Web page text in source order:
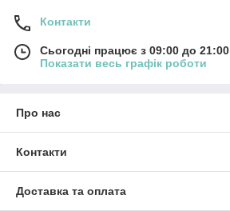
Контакти
Сьогодні працює з 09:00 до 21:00
Показати весь графік роботи
Про нас
Контакти
Доставка та оплата